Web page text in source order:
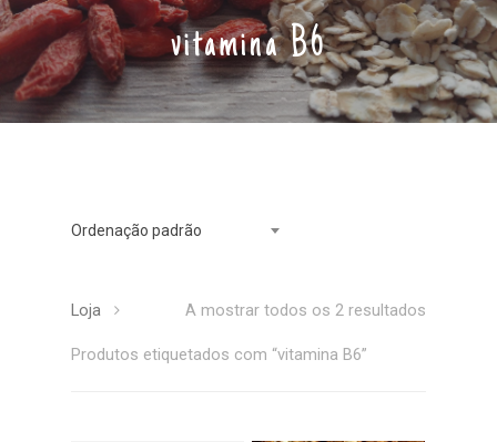
vitamina B6
Ordenação padrão
A mostrar todos os 2 resultados
Loja
Produtos etiquetados com “vitamina B6”